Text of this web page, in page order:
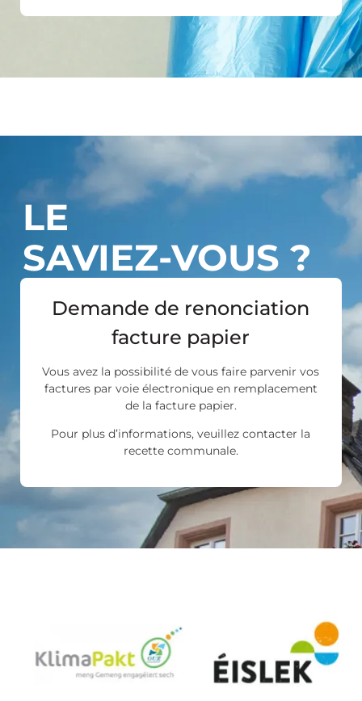
Demande de renonciation
facture papier
Vous avez la possibilité de vous faire parvenir vos
factures par voie électronique en remplacement
de la facture papier.
Pour plus d’informations, veuillez contacter la
recette communale.
LE
SAVIEZ-VOUS ?
Les